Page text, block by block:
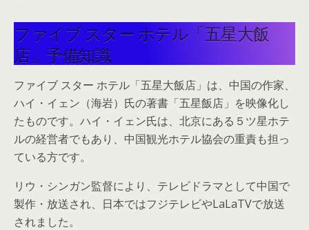
ファイブ スター ホテル「五星大飯
店」予備知識
ファイブ スター ホテル「五星大飯店」は、中国の作家、
ハイ・イェン（海岩）氏の著書「五星飯店」を映像化し
たものです。ハイ・イェン氏は、北京にある５ツ星ホテ
ルの経営者でもあり、中国観光ホテル協会の重責も担っ
ている方です。
リウ・シンガン監督により、テレビドラマとして中国で
製作・放送され、日本ではフジテレビやLaLaTVで放送
されました。